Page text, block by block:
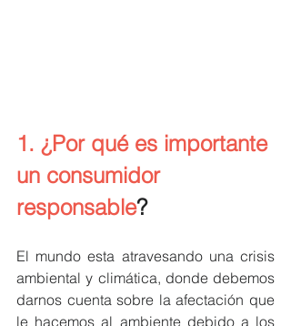
1. ¿Por qué es importante
un consumidor
responsable?
El mundo esta atravesando una crisis
ambiental y climática, donde debemos
darnos cuenta sobre la afectación que
le hacemos al ambiente debido a los